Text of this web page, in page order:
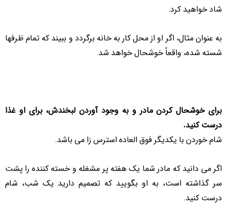
شاد خواهید کرد.
به عنوان مثال، اگر او از محل کار به خانه برگردد و ببیند که تمام ظرفها
شسته شده، واقعاً خوشحال خواهد شد.
برای خوشحال کردن مادر و به وجود آوردن لبخندش، برای او غذا
درست کنید.
شام خوردن با یکدیگر فوق العاده استرس زا می باشد.
اگر می دانید که مادر شما یک هفته پر مشغله و خسته کننده را پشت
سر گذاشته است، به او بگویید که تصمیم دارید یک شب، شام
درست کنید.